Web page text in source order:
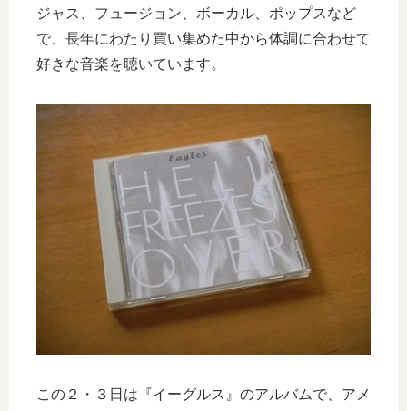
ジャス、フュージョン、ボーカル、ポップスなど
で、長年にわたり買い集めた中から体調に合わせて
好きな音楽を聴いています。
この２・３日は『イーグルス』のアルバムで、アメ